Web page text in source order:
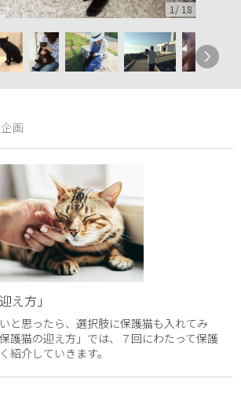
1 / 18
画
え方」
と思ったら、選択肢に保護猫も入れてみ
護猫の迎え方」では、７回にわたって保護
紹介していきます。